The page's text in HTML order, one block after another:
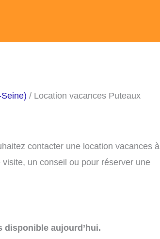
/ Location vacances Puteaux
contacter une location vacances à
un conseil ou pour réserver une
disponible aujourd’hui.